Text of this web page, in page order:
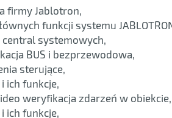
firmy Jablotron,
funkcji systemu
central systemowych,
BUS i bezprzewodowa,
sterujące,
ich funkcje,
weryfikacja zdarzeń w obiekcie,
ich funkcje,